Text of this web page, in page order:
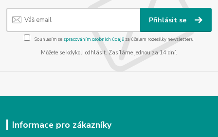
Přihlásit se
Souhlasím se zpracováním osobních údajůza účelem rozesílky newsletteru.
Můžete se kdykoli odhlásit. Zasíláme jednou za 14 dní.
Informace pro zákazníky